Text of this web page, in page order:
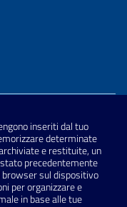
inseriti dal tuo
determinate
e restituite, un
precedentemente
sul dispositivo
per organizzare e
in base alle tue